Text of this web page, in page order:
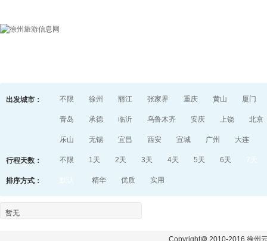
出发城市： 不限 徐州 丽江 张家界 重庆 黄山 厦门
青岛 承德 临沂 乌鲁木齐 安庆 上饶 北京
乐山 无锡 宜昌 西安 宣城 广州 大连
行程天数： 不限 1天 2天 3天 4天 5天 6天
排序方式： 精华 优质 实用
暂无
Copyright@ 2010-2016 徐州